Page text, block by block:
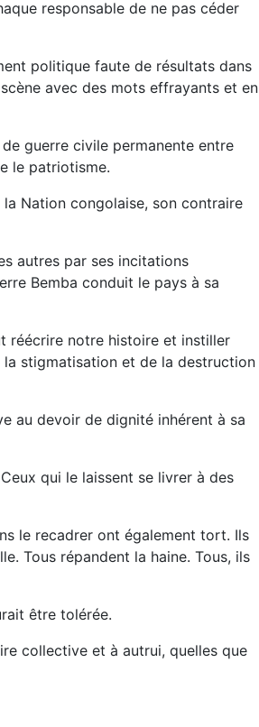
responsable de ne pas céder
politique faute de résultats dans
avec des mots effrayants et en
guerre civile permanente entre
le patriotisme.
Nation congolaise, son contraire
autres par ses incitations
Bemba conduit le pays à sa
réécrire notre histoire et instiller
stigmatisation et de la destruction
au devoir de dignité inhérent à sa
qui le laissent se livrer à des
le recadrer ont également tort. Ils
Tous répandent la haine. Tous, ils
être tolérée.
collective et à autrui, quelles que